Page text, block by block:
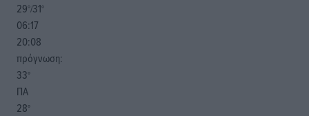
29°/31°
06:17
20:08
πρόγνωση:
33°
ΠΑ
28°